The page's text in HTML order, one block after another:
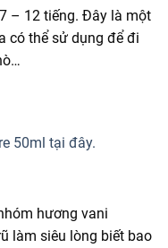
– 12 tiếng. Đây là một
có thể sử dụng để đi
50ml tại đây.
hương vani
làm siêu lòng biết bao